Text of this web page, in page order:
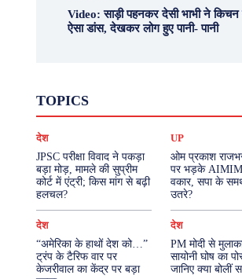
Video: साड़ी पहनकर देसी भाभी ने किचन
ऐसा डांस, देखकर लोग हुए पानी- पानी
TOPICS
दुनिया
मनोरंजन
राजनीति
देश
JPSC परीक्षा विवाद ने पकड़ा
बड़ा मोड़, मामले की सुप्रीम
कोर्ट में एंट्री; किस मांग से बढ़ी
हलचल?
UP
ओम प्रकाश
पर भड़के
वकार, सपा के
उतरे?
देश
“अमेरिका के हाथों देश को…”
ट्रंप के टैरिफ वार पर
केजरीवाल का केंद्र पर बड़ा
देश
PM मोदी से
सायोनी घोष का
जानिए क्या बोलीं